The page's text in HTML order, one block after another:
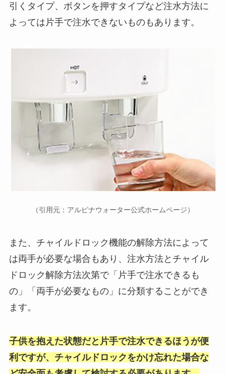
引くタイプ、ボタンを押すタイプなど注水方法に
よっては片手で注水できないものもあります。
（引用元：アルピナウォーター公式ホームページ）
また、チャイルドロック機能の解除方法によって
は両手が必要な場合もあり、注水方法とチャイル
ドロック解除方法次第で「片手で注水できるも
の」「両手が必要なもの」に分類することができ
ます。
子供を抱えた状態だと片手で注水できるほうが便
利ですが、チャイルドロックをかけ忘れた場合な